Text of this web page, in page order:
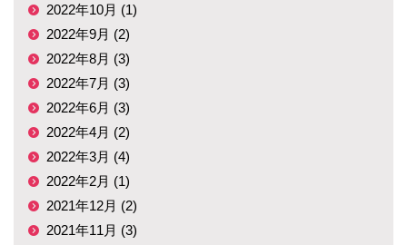
2022年10月 (1)
2022年9月 (2)
2022年8月 (3)
2022年7月 (3)
2022年6月 (3)
2022年4月 (2)
2022年3月 (4)
2022年2月 (1)
2021年12月 (2)
2021年11月 (3)